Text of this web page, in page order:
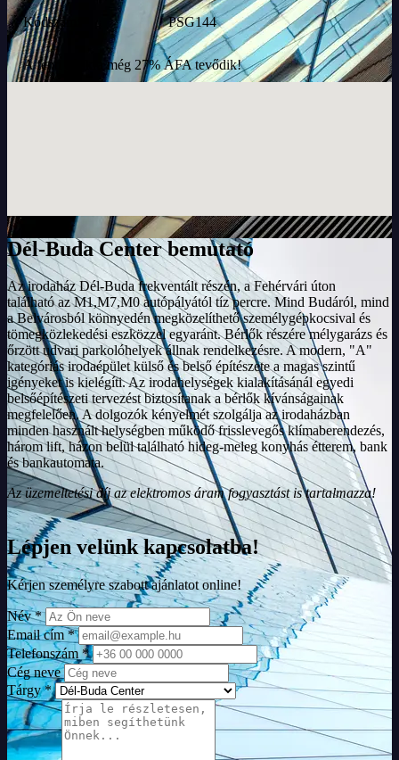
Kódszám: PSG144
A fenti díjakra még 27% ÁFA tevődik!
Dél-Buda Center bemutató
Az irodaház Dél-Buda frekventált részén, a Fehérvári úton
található az M1,M7,M0 autópályától tíz percre. Mind Budáról, mind
a Belvárosból könnyedén megközelíthető személygépkocsival és
tömegközlekedési eszközzel egyaránt. Bérlők részére mélygarázs és
őrzött udvari parkolóhelyek állnak rendelkezésre. A modern, "A"
kategóriás irodaépület külső és belső építészete a magas szintű
igényeket is kielégíti. Az irodahelységek kialakításánál egyedi
belsőépítészeti tervezést biztosítanak a bérlők kívánságainak
megfelelően. A dolgozók kényelmét szolgálja az irodaházban
minden használt helységben működő frisslevegős klímaberendezés,
három lift, házon belül található hideg-meleg konyhás étterem, bank
és bankautomata.
Az üzemeltetési díj az elektromos áram fogyasztást is tartalmazza!
Lépjen velünk kapcsolatba!
Kérjen személyre szabott ajánlatot online!
Név *
Email cím *
Telefonszám *
Cég neve
Tárgy *